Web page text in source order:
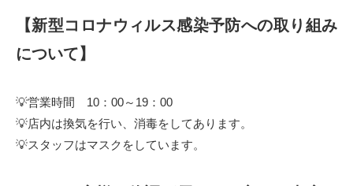
【新型コロナウィルス感染予防への取り組み
について】
💡営業時間 10：00～19：00
💡店内は換気を行い、消毒をしてあります。
💡スタッフはマスクをしています。